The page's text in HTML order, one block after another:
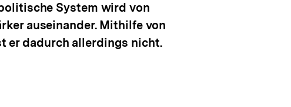
System wird von
auseinander. Mithilfe von
er dadurch allerdings nicht.